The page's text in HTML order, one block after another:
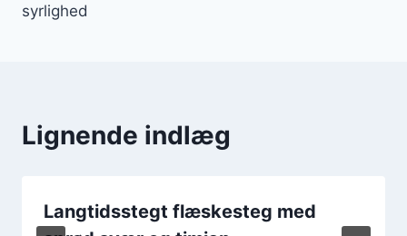
syrlighed
Lignende indlæg
Langtidsstegt flæskesteg med